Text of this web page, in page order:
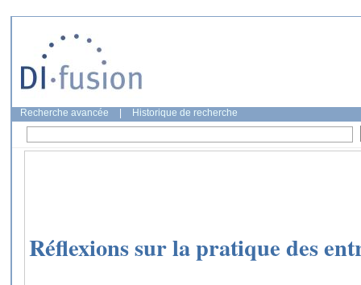
Recherche avancée Historique de recherche
Réflexions sur la pratique des